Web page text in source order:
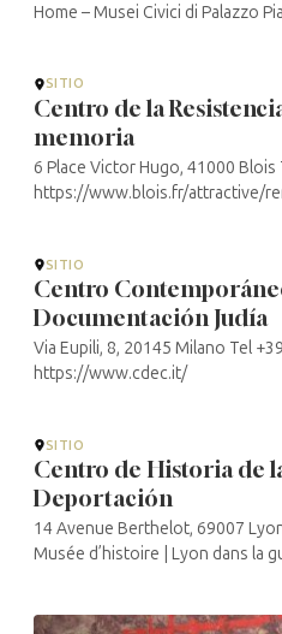
Home – Musei Civici di Palazzo
SITIO
Centro de la
memoria
6 Place Victor Hugo, 41000 Blois
https://www.blois.fr/attractive/
SITIO
Centro
Documentación Judía
Via Eupili, 8, 20145 Milano Tel
https://www.cdec.it/
SITIO
Centro de Historia de
Deportación
14 Avenue Berthelot, 69007 Lyon
Musée d’histoire | Lyon dans la